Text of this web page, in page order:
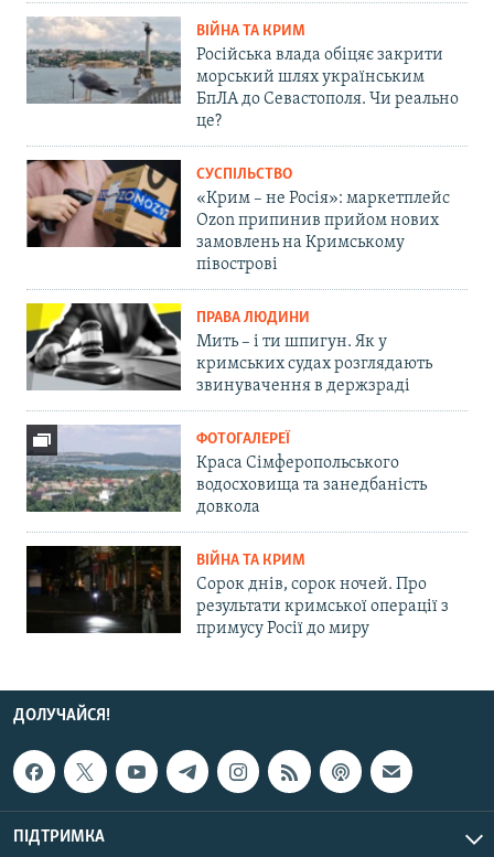
ВІЙНА ТА КРИМ
Російська влада обіцяє закрити
морський шлях українським
БпЛА до Севастополя. Чи реально
це?
СУСПІЛЬСТВО
«Крим – не Росія»: маркетплейс
Ozon припинив прийом нових
замовлень на Кримському
півострові
ПРАВА ЛЮДИНИ
Мить – і ти шпигун. Як у
кримських судах розглядають
звинувачення в держзраді
ФОТОГАЛЕРЕЇ
Краса Сімферопольського
водосховища та занедбаність
довкола
ВІЙНА ТА КРИМ
Сорок днів, сорок ночей. Про
результати кримської операції з
примусу Росії до миру
ДОЛУЧАЙСЯ!
ПІДТРИМКА